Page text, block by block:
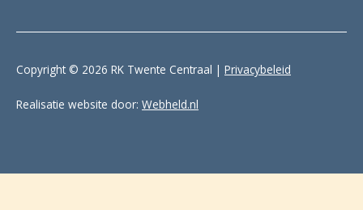
Copyright © 2026 RK Twente Centraal | Privacybeleid
Realisatie website door: Webheld.nl